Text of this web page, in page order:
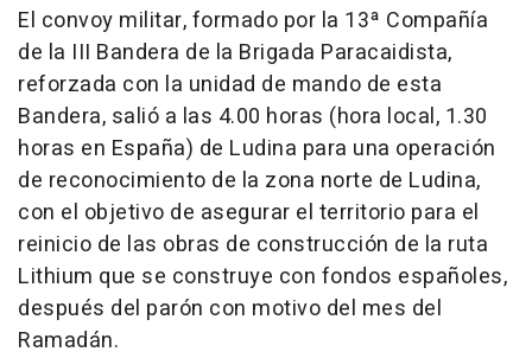
El convoy militar, formado por la 13ª Compañía
de la III Bandera de la Brigada Paracaidista,
reforzada con la unidad de mando de esta
Bandera, salió a las 4.00 horas (hora local, 1.30
horas en España) de Ludina para una operación
de reconocimiento de la zona norte de Ludina,
con el objetivo de asegurar el territorio para el
reinicio de las obras de construcción de la ruta
Lithium que se construye con fondos españoles,
después del parón con motivo del mes del
Ramadán.